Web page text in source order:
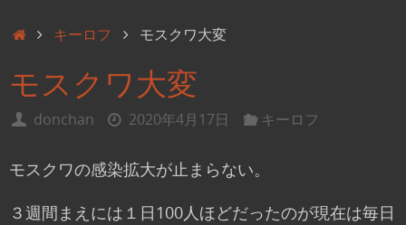
ッ
ホ
ム
キーロフ モスクワ大変
モスクワ大変
donchan 2020年4月17日 キーロフ
モスクワの感染拡大が止まらない。
３週間まえには１日100人ほどだったのが現在は毎日